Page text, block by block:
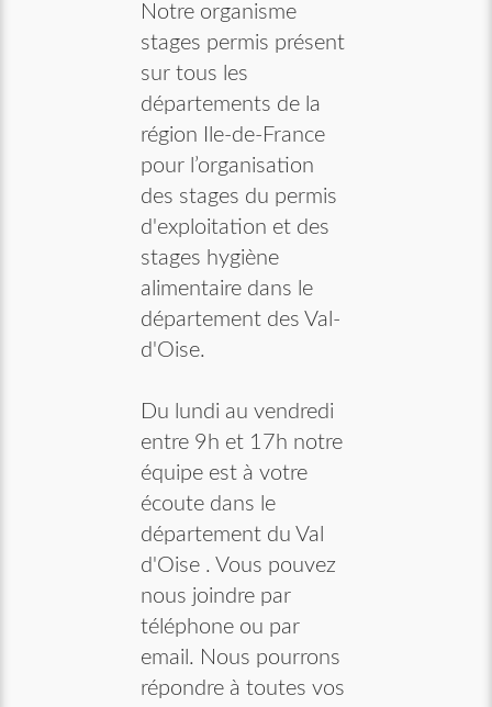
Notre organisme
stages permis présent
sur tous les
départements de la
région Ile-de-France
pour l’organisation
des stages du permis
d'exploitation et des
stages hygiène
alimentaire dans le
département des Val-
d'Oise.
Du lundi au vendredi
entre 9h et 17h notre
équipe est à votre
écoute dans le
département du Val
d'Oise . Vous pouvez
nous joindre par
téléphone ou par
email. Nous pourrons
répondre à toutes vos